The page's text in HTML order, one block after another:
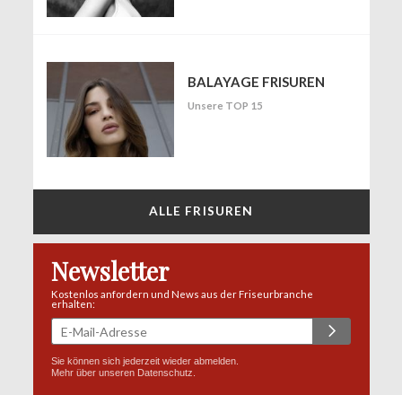
BALAYAGE FRISUREN
Unsere TOP 15
ALLE FRISUREN
Newsletter
Kostenlos anfordern und News aus der Friseurbranche
erhalten:
Sie können sich jederzeit wieder abmelden.
Mehr über unseren Datenschutz